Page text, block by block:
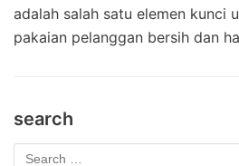
adalah salah satu elemen kunci
pakaian pelanggan bersih dan
search